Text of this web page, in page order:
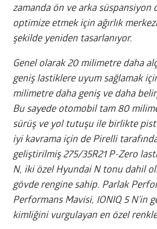
zamanda ön ve arka süspansiyon
optimize etmek için ağırlık
şekilde yeniden tasarlanıyor.
Genel olarak 20 milimetre daha
geniş lastiklere uyum sağlamak
milimetre daha geniş ve daha
Bu sayede otomobil tam 80
sürüş ve yol tutuşu ile birlikte pist
iyi kavrama için de Pirelli
geliştirilmiş 275/35R21 P-Zero
N, iki özel Hyundai N tonu dahil
gövde rengine sahip. Parlak
Performans Mavisi, IONIQ 5 N’in
kimliğini vurgulayan en özel